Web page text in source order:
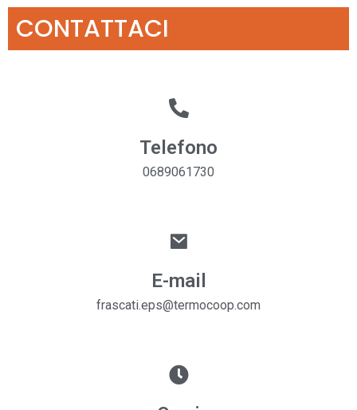
CONTATTACI
Telefono
0689061730
E-mail
frascati.eps@termocoop.com